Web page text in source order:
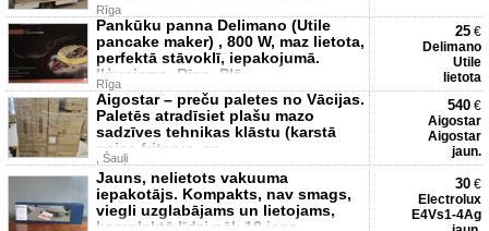
бытовую
Rīga
Pankūku panna Delimano (Utile
pancake maker) , 800 W, maz lietota,
perfektā stāvoklī, iepakojumā.
Iļģuciems, Rīga. Plā
Rīga
25 €
Delimano
Utile
lietota
Aigostar – preču paletes no Vācijas.
Paletēs atradīsiet plašu mazo
sadzīves tehnikas klāstu (karstā
gaisa friterus, gr
, Šauļi
540 €
Aigostar
Aigostar
jaun.
Jauns, nelietots vakuuma
iepakotājs. Kompakts, nav smags,
viegli uzglabājams un lietojams,
komplektā līdzi nāk 10 iepa
30 €
Electrolux
E4Vs1-4Ag